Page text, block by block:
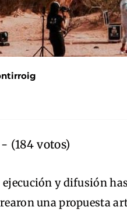
(184 votos)
y difusión
una propuesta